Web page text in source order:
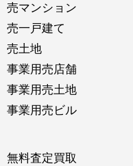
売マンション
売一戸建て
売土地
事業用売店舗
事業用売土地
事業用売ビル
無料査定買取